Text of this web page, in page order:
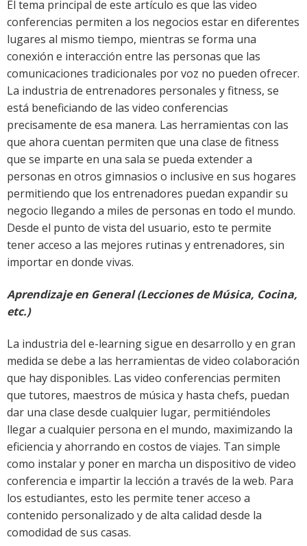
El tema principal de este artículo es que las video
conferencias permiten a los negocios estar en diferentes
lugares al mismo tiempo, mientras se forma una
conexión e interacción entre las personas que las
comunicaciones tradicionales por voz no pueden ofrecer.
La industria de entrenadores personales y fitness, se
está beneficiando de las video conferencias
precisamente de esa manera. Las herramientas con las
que ahora cuentan permiten que una clase de fitness
que se imparte en una sala se pueda extender a
personas en otros gimnasios o inclusive en sus hogares
permitiendo que los entrenadores puedan expandir su
negocio llegando a miles de personas en todo el mundo.
Desde el punto de vista del usuario, esto te permite
tener acceso a las mejores rutinas y entrenadores, sin
importar en donde vivas.
Aprendizaje en General (Lecciones de Música, Cocina,
etc.)
La industria del e-learning sigue en desarrollo y en gran
medida se debe a las herramientas de video colaboración
que hay disponibles. Las video conferencias permiten
que tutores, maestros de música y hasta chefs, puedan
dar una clase desde cualquier lugar, permitiéndoles
llegar a cualquier persona en el mundo, maximizando la
eficiencia y ahorrando en costos de viajes. Tan simple
como instalar y poner en marcha un dispositivo de video
conferencia e impartir la lección a través de la web. Para
los estudiantes, esto les permite tener acceso a
contenido personalizado y de alta calidad desde la
comodidad de sus casas.